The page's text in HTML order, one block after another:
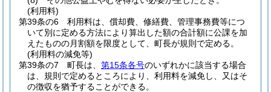
(利用料)
第39条の6
利用料は、償却費、修繕費、管理事務費等につ
いて別に定める方法により算出した額の合計額に公課を加
えたものの月割額を限度として、町長が規則で定める。
(利用料の減免等)
第39条の7
町長は、 第15条各号のいずれかに該当する場合
は、規則で定めるところにより、利用料を減免し、又はそ
の徴収を猶予することができる。